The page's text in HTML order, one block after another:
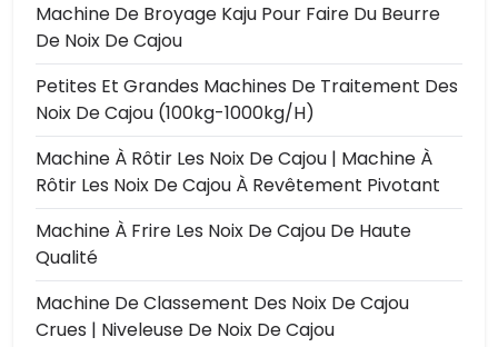
Machine De Broyage Kaju Pour Faire Du Beurre
De Noix De Cajou
Petites Et Grandes Machines De Traitement Des
Noix De Cajou (100kg-1000kg/h)
Machine À Rôtir Les Noix De Cajou | Machine À
Rôtir Les Noix De Cajou À Revêtement Pivotant
Machine À Frire Les Noix De Cajou De Haute
Qualité
Machine De Classement Des Noix De Cajou
Crues | Niveleuse De Noix De Cajou